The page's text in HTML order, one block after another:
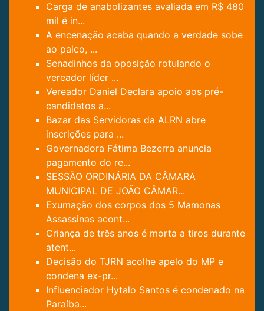
Carga de anabolizantes avaliada em R$ 480
mil é in...
A encenação acaba quando a verdade sobe
ao palco, ...
Senadinhos da oposição rotulando o
vereador líder ...
Vereador Daniel Declara apoio aos pré-
candidatos a...
Bazar das Servidoras da ALRN abre
inscrições para ...
Governadora Fátima Bezerra anuncia
pagamento do re...
SESSÃO ORDINÁRIA DA CÂMARA
MUNICIPAL DE JOÃO CÂMAR...
Exumação dos corpos dos 5 Mamonas
Assassinas acont...
Criança de três anos é morta a tiros durante
atent...
Decisão do TJRN acolhe apelo do MP e
condena ex-pr...
Influenciador Hytalo Santos é condenado na
Paraíba...